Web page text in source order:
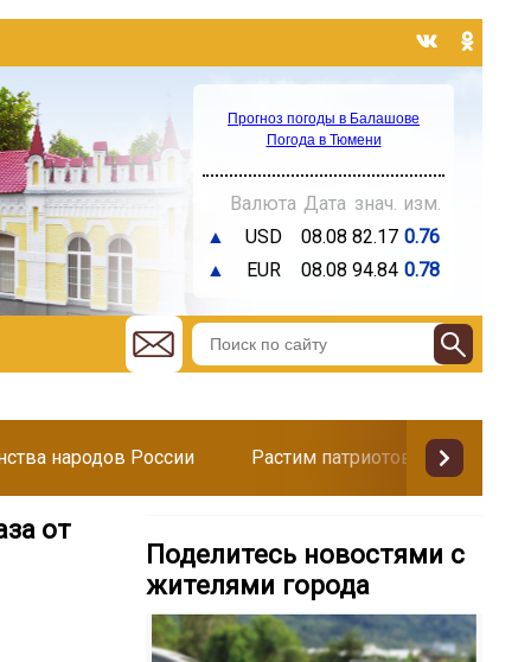
Прогноз погоды в Балашове
Погода в Тюмени
Валюта Дата знач. изм.
▲
USD 08.08 82.17 0.76
▲
EUR 08.08 94.84 0.78
народов России Растим патриотов
от
Поделитесь новостями с
жителями города